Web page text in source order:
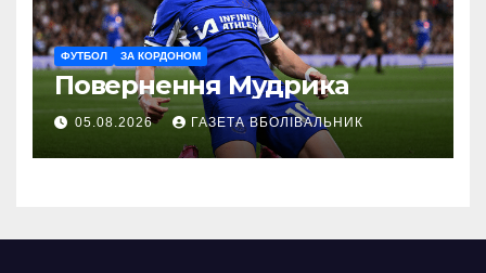
ФУТБОЛ ЗА КОРДОНОМ
Повернення Мудрика
05.08.2026 ГАЗЕТА ВБОЛІВАЛЬНИК